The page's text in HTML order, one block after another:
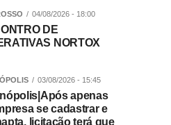
04/08/2026 - 18:00
DE
NORTOX
03/08/2026 - 15:45
apenas
se cadastrar e
licitação terá que